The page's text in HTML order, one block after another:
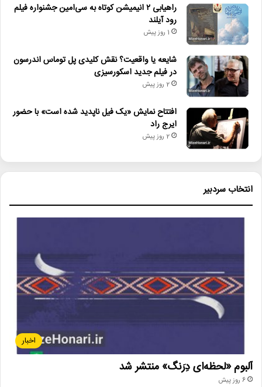
راهیابی ۲ انیمیشن کوتاه به سی‌امین جشنواره فیلم
رود آیلند
1 روز پیش
شایعه یا واقعیت؟ نقش کلیدی پل توماس اندرسون
در فیلم جدید اسکورسیزی
2 روز پیش
افتتاح نمایش «یک فیل ناپدید شده است» با حضور
ایرج راد
2 روز پیش
انتخاب سردبیر
اخبار
آلبوم «لحظه‌ای دِرَنگ» منتشر شد
6 روز پیش